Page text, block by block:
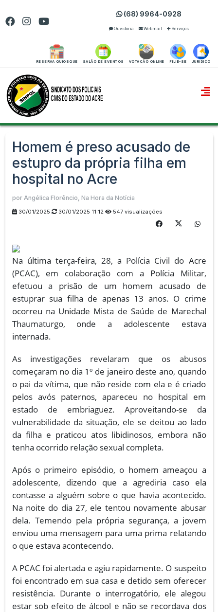
(68) 9964-0928
Ouvidoria Webmail Serviços
RESERVA QUIOSQUE SALÃO DE EVENTOS VOTAÇÃO ONLINE FILIE-SE JURIDICO
Homem é preso acusado de
estupro da própria filha em
hospital no Acre
por Angélica Florêncio, Na Hora da Notícia
30/01/2025 30/01/2025 11:12 547 visualizações
Na última terça-feira, 28, a Polícia Civil do Acre
(PCAC), em colaboração com a Polícia Militar,
efetuou a prisão de um homem acusado de
estuprar sua filha de apenas 13 anos. O crime
ocorreu na Unidade Mista de Saúde de Marechal
Thaumaturgo, onde a adolescente estava
internada.
As investigações revelaram que os abusos
começaram no dia 1º de janeiro deste ano, quando
o pai da vítima, que não reside com ela e é criado
pelos avós paternos, apareceu no hospital em
estado de embriaguez. Aproveitando-se da
vulnerabilidade da situação, ele se deitou ao lado
da filha e praticou atos libidinosos, embora não
tenha ocorrido relação sexual completa.
Após o primeiro episódio, o homem ameaçou a
adolescente, dizendo que a agrediria caso ela
contasse a alguém sobre o que havia acontecido.
Na noite do dia 27, ele tentou novamente abusar
dela. Temendo pela própria segurança, a jovem
enviou uma mensagem para uma prima relatando
o que estava acontecendo.
A PCAC foi alertada e agiu rapidamente. O suspeito
foi encontrado em sua casa e detido sem oferecer
resistência. Durante o interrogatório, ele alegou
estar sob efeito de álcool e não se recordava dos